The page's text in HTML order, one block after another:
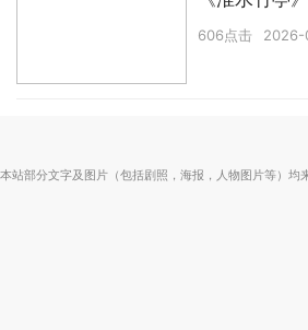
606点击 2026-
本站部分文字及图片（包括剧照，海报，人物图片等）